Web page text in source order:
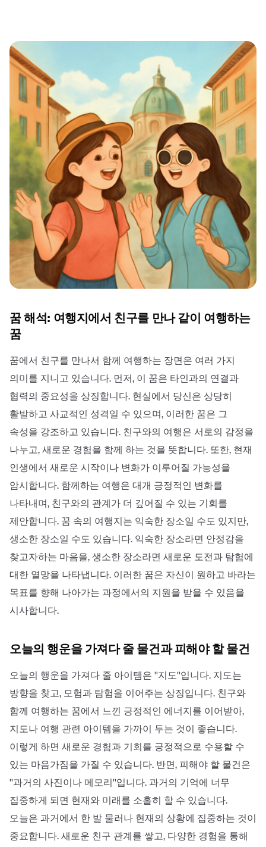
꿈 해석: 여행지에서 친구를 만나 같이 여행하는
꿈
꿈에서 친구를 만나서 함께 여행하는 장면은 여러 가지
의미를 지니고 있습니다. 먼저, 이 꿈은 타인과의 연결과
협력의 중요성을 상징합니다. 현실에서 당신은 상당히
활발하고 사교적인 성격일 수 있으며, 이러한 꿈은 그
속성을 강조하고 있습니다. 친구와의 여행은 서로의 감정을
나누고, 새로운 경험을 함께 하는 것을 뜻합니다. 또한, 현재
인생에서 새로운 시작이나 변화가 이루어질 가능성을
암시합니다. 함께하는 여행은 대개 긍정적인 변화를
나타내며, 친구와의 관계가 더 깊어질 수 있는 기회를
제안합니다. 꿈 속의 여행지는 익숙한 장소일 수도 있지만,
생소한 장소일 수도 있습니다. 익숙한 장소라면 안정감을
찾고자하는 마음을, 생소한 장소라면 새로운 도전과 탐험에
대한 열망을 나타냅니다. 이러한 꿈은 자신이 원하고 바라는
목표를 향해 나아가는 과정에서의 지원을 받을 수 있음을
시사합니다.
오늘의 행운을 가져다 줄 물건과 피해야 할 물건
오늘의 행운을 가져다 줄 아이템은 ''지도''입니다. 지도는
방향을 찾고, 모험과 탐험을 이어주는 상징입니다. 친구와
함께 여행하는 꿈에서 느낀 긍정적인 에너지를 이어받아,
지도나 여행 관련 아이템을 가까이 두는 것이 좋습니다.
이렇게 하면 새로운 경험과 기회를 긍정적으로 수용할 수
있는 마음가짐을 가질 수 있습니다. 반면, 피해야 할 물건은
''과거의 사진이나 메모리''입니다. 과거의 기억에 너무
집중하게 되면 현재와 미래를 소홀히 할 수 있습니다.
오늘은 과거에서 한 발 물러나 현재의 상황에 집중하는 것이
중요합니다. 새로운 친구 관계를 쌓고, 다양한 경험을 통해